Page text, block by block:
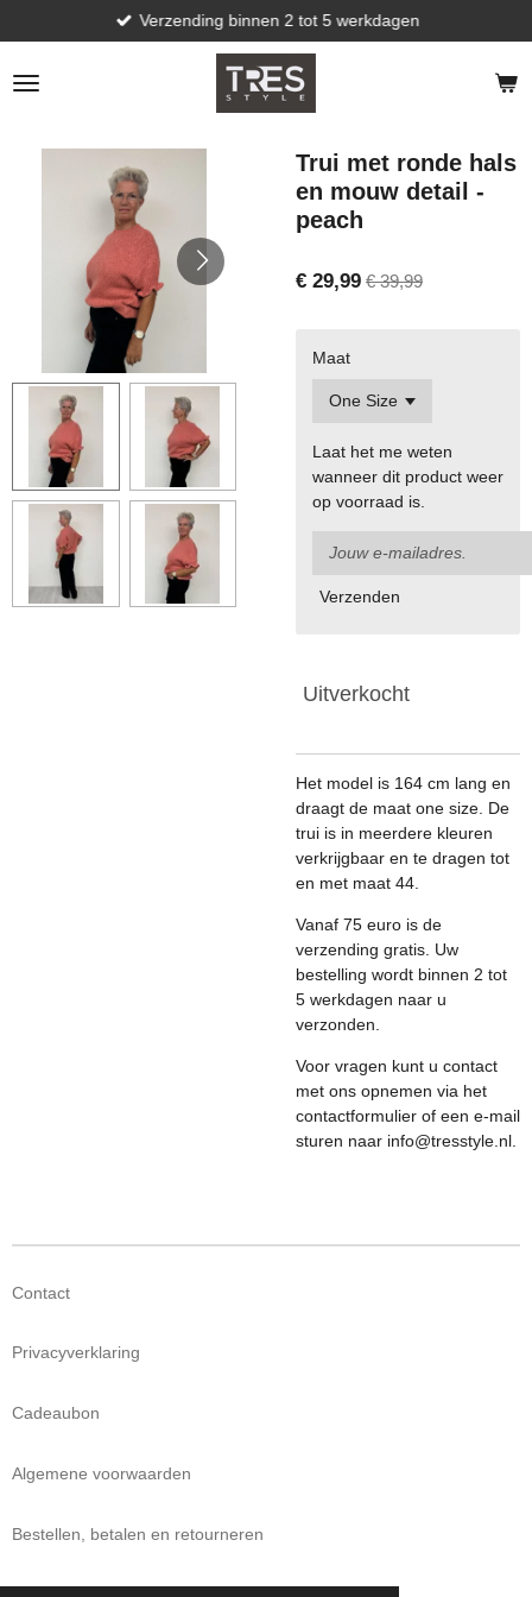
direct
naar
de
Verzending binnen 2 tot 5 werkdagen
Trui met ronde hals
en mouw detail -
peach
€ 29,99 € 39,99
Maat
Laat het me weten
wanneer dit product weer
op voorraad is.
Verzenden
Uitverkocht
Het model is 164 cm lang en
draagt de maat one size. De
trui is in meerdere kleuren
verkrijgbaar en te dragen tot
en met maat 44.
Vanaf 75 euro is de
verzending gratis. Uw
bestelling wordt binnen 2 tot
5 werkdagen naar u
verzonden.
Voor vragen kunt u contact
met ons opnemen via het
contactformulier of een e-mail
sturen naar info@tresstyle.nl.
Contact
Privacyverklaring
Cadeaubon
Algemene voorwaarden
Bestellen, betalen en retourneren